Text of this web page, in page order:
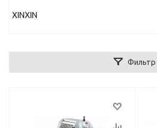
XINXIN
Фильтр